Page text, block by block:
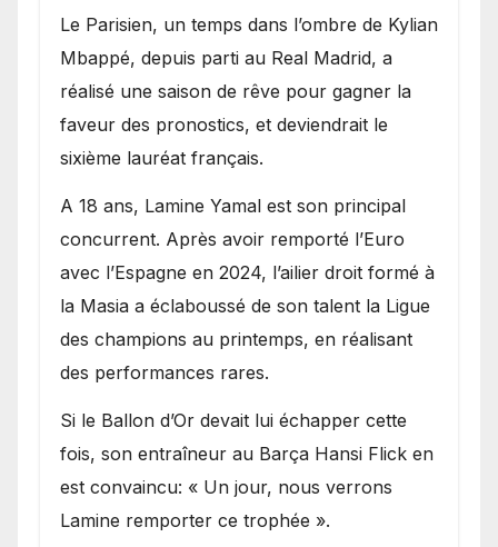
Le Parisien, un temps dans l’ombre de Kylian
Mbappé, depuis parti au Real Madrid, a
réalisé une saison de rêve pour gagner la
faveur des pronostics, et deviendrait le
sixième lauréat français.
A 18 ans, Lamine Yamal est son principal
concurrent. Après avoir remporté l’Euro
avec l’Espagne en 2024, l’ailier droit formé à
la Masia a éclaboussé de son talent la Ligue
des champions au printemps, en réalisant
des performances rares.
Si le Ballon d’Or devait lui échapper cette
fois, son entraîneur au Barça Hansi Flick en
est convaincu: « Un jour, nous verrons
Lamine remporter ce trophée ».